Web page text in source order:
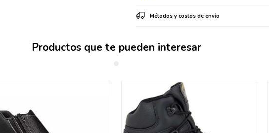
Métodos y costos de envío
Productos que te pueden interesar